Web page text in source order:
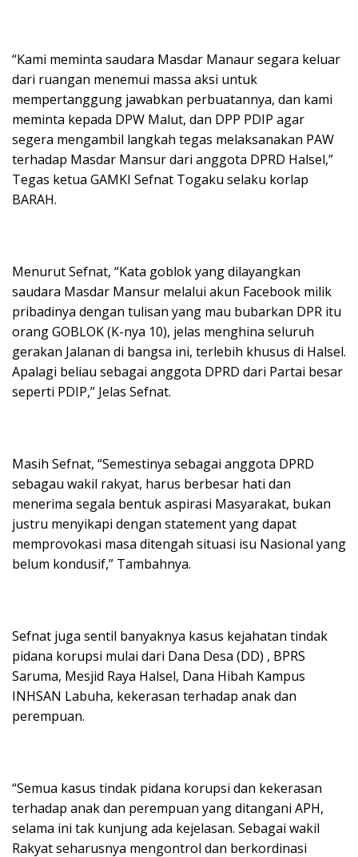
“Kami meminta saudara Masdar Manaur segara keluar
dari ruangan menemui massa aksi untuk
mempertanggung jawabkan perbuatannya, dan kami
meminta kepada DPW Malut, dan DPP PDIP agar
segera mengambil langkah tegas melaksanakan PAW
terhadap Masdar Mansur dari anggota DPRD Halsel,”
Tegas ketua GAMKI Sefnat Togaku selaku korlap
BARAH.
Menurut Sefnat, “Kata goblok yang dilayangkan
saudara Masdar Mansur melalui akun Facebook milik
pribadinya dengan tulisan yang mau bubarkan DPR itu
orang GOBLOK (K-nya 10), jelas menghina seluruh
gerakan Jalanan di bangsa ini, terlebih khusus di Halsel.
Apalagi beliau sebagai anggota DPRD dari Partai besar
seperti PDIP,” Jelas Sefnat.
Masih Sefnat, “Semestinya sebagai anggota DPRD
sebagau wakil rakyat, harus berbesar hati dan
menerima segala bentuk aspirasi Masyarakat, bukan
justru menyikapi dengan statement yang dapat
memprovokasi masa ditengah situasi isu Nasional yang
belum kondusif,” Tambahnya.
Sefnat juga sentil banyaknya kasus kejahatan tindak
pidana korupsi mulai dari Dana Desa (DD) , BPRS
Saruma, Mesjid Raya Halsel, Dana Hibah Kampus
INHSAN Labuha, kekerasan terhadap anak dan
perempuan.
“Semua kasus tindak pidana korupsi dan kekerasan
terhadap anak dan perempuan yang ditangani APH,
selama ini tak kunjung ada kejelasan. Sebagai wakil
Rakyat seharusnya mengontrol dan berkordinasi